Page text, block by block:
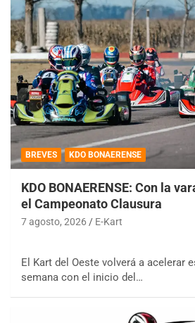
BREVES KDO BONAERENSE
KDO BONAERENSE: Con la
el Campeonato Clausura
7 agosto, 2026 E-Kart
El Kart del Oeste volverá a acelerar
semana con el inicio del…